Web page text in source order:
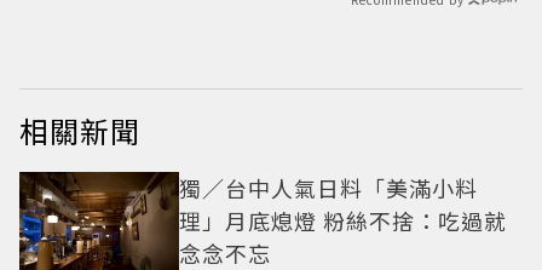
相關新聞
獨／台中人氣日料「美滿小料
理」月底熄燈 粉絲不捨：吃過就
念念不忘